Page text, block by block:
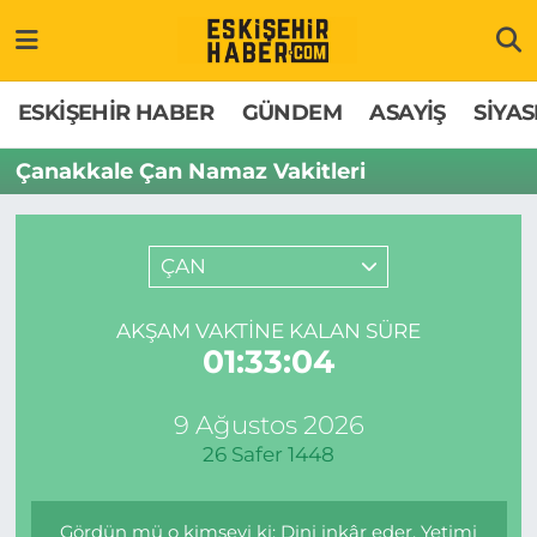
ESKİŞEHİR HABER GÜNDEM ASAYİŞ
Çanakkale Çan Namaz Vakitleri
ÇAN
AKŞAM VAKTINE KALAN SÜRE
01:33:03
9 Ağustos 2026
26 Safer 1448
Gördün mü o kimseyi ki: Dini inkâr eder. Yetimi
GÜNDEM
ASAYİŞ
EKONOMİ
SPOR
Hakkımızda
İletişim
Odunpazarı Trafik Yoğunluk Haritası
Süper Lig Puan Durumu ve Fikstür
Tüm Manşetler
Son Dakika Haberleri